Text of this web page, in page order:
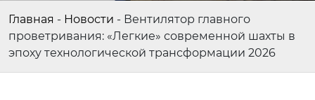
Главная - Новости - Вентилятор главного
проветривания: «Легкие» современной шахты в
эпоху технологической трансформации 2026